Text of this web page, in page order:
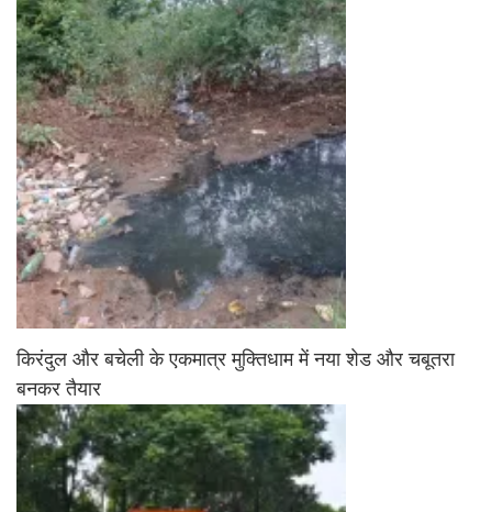
किरंदुल और बचेली के एकमात्र मुक्तिधाम में नया शेड और चबूतरा
बनकर तैयार